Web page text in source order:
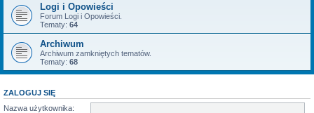
Logi i Opowieści
Forum Logi i Opowieści.
Tematy: 64
Archiwum
Archiwum zamkniętych tematów.
Tematy: 68
ZALOGUJ SIĘ
Nazwa użytkownika: